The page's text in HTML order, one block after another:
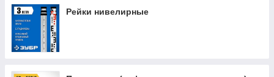
Рейки нивелирные